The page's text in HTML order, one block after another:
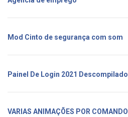
Mod Cinto de segurança com som
Painel De Login 2021
VARIAS ANIMAÇÕES POR